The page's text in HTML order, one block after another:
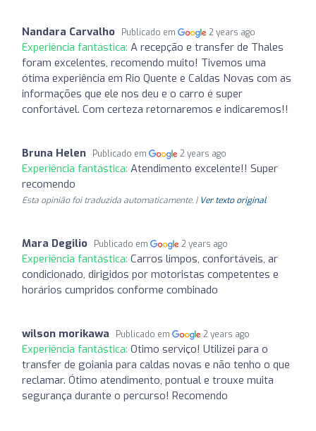
Nandara Carvalho Publicado em 2 years ago
Experiência fantástica: A recepção e transfer de Thales
foram excelentes, recomendo muito! Tivemos uma
ótima experiência em Rio Quente e Caldas Novas com as
informações que ele nos deu e o carro é super
confortável. Com certeza retornaremos e indicaremos!!
Bruna Helen Publicado em 2 years ago
Experiência fantástica: Atendimento excelente!! Super
recomendo
Esta opinião foi traduzida automaticamente. | Ver texto original
Mara Degilio Publicado em 2 years ago
Experiência fantástica: Carros limpos, confortáveis, ar
condicionado, dirigidos por motoristas competentes e
horários cumpridos conforme combinado
wilson morikawa Publicado em 2 years ago
Experiência fantástica: Otimo serviço! Utilizei para o
transfer de goiania para caldas novas e não tenho o que
reclamar. Ótimo atendimento, pontual e trouxe muita
segurança durante o percurso! Recomendo